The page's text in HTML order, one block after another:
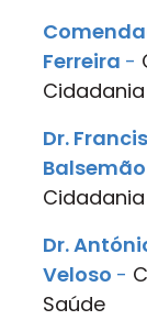
Ferreira -
Cidadania
Dr.
Balsemão
Cidadania
Dr.
Veloso -
Saúde